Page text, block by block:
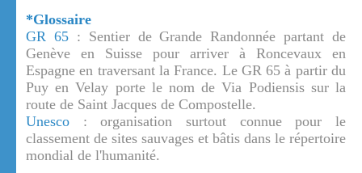
*Glossaire
GR 65: Sentier de Grande Randonnée partant de
Genève en Suisse pour arriver à Roncevaux en
Espagne en traversant la France. Le GR 65 à partir du
Puy en Velay porte le nom de Via Podiensis sur la
route de Saint Jacques de Compostelle.
Unesco : organisation surtout connue pour le
classement de sites sauvages et bâtis dans le répertoire
mondial de l'humanité.